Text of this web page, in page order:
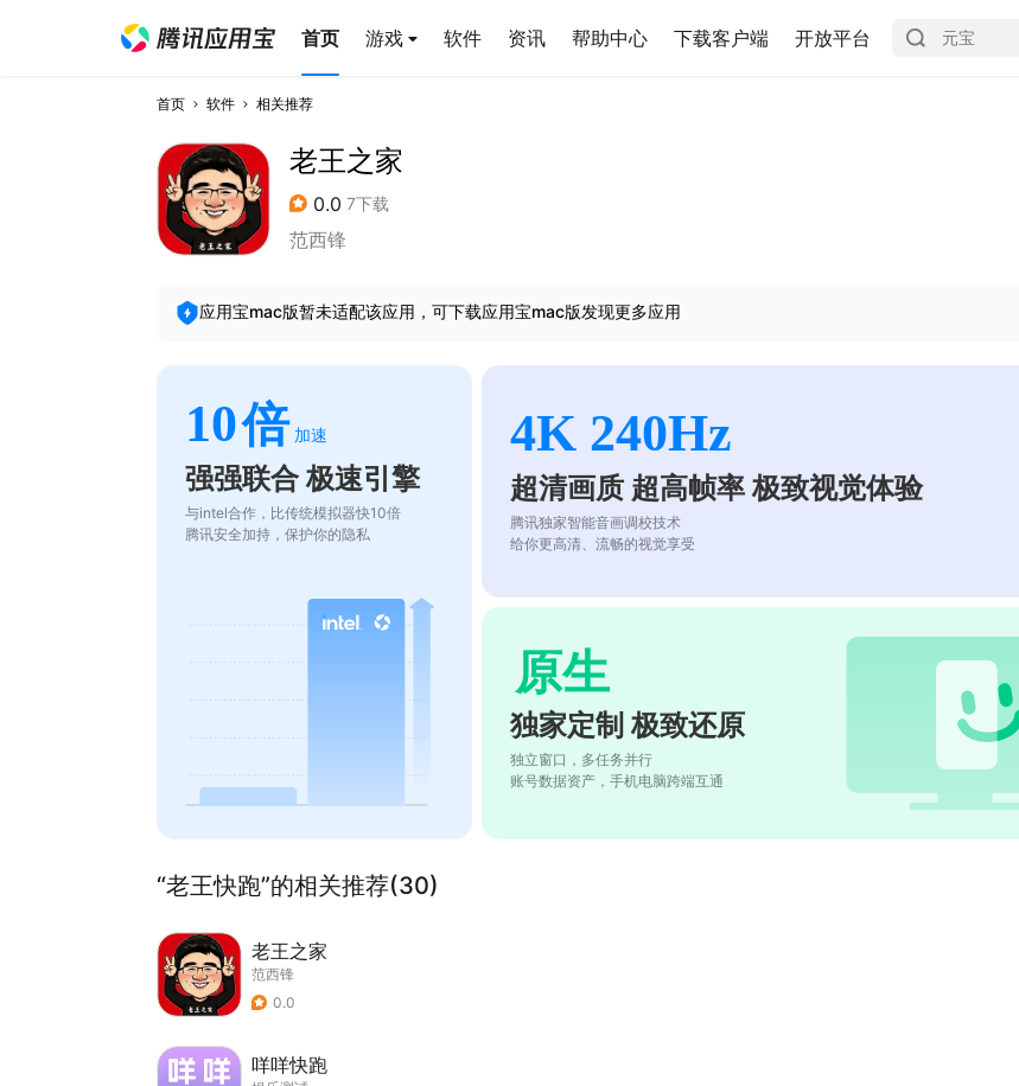
首页 游戏 软件 资讯 帮助中心 下载客户端 开放平台
首页 软件 相关推荐
老王之家
0.0 7下载
范西锋
应用宝mac版暂未适配该应用，可下载应用宝mac版发现更多应用
10倍 加速
强强联合 极速引擎
与intel合作，比传统模拟器快10倍
腾讯安全加持，保护你的隐私
4K 240Hz
超清画质 超高帧率 极致视觉体验
腾讯独家智能音画调校技术
给你更高清、流畅的视觉享受
原生
独家定制 极致还原
独立窗口，多任务并行
账号数据资产，手机电脑跨端互通
“老王快跑”的相关推荐(30)
老王之家
范西锋
0.0
咩咩快跑